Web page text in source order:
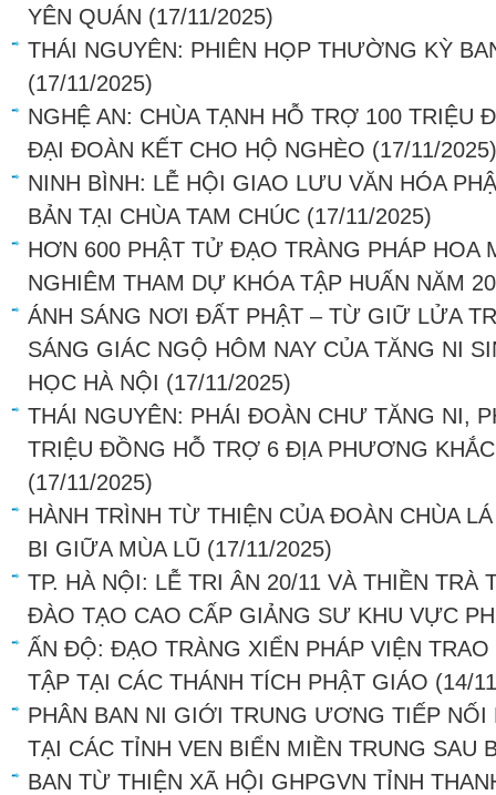
YÊN QUÁN (17/11/2025)
THÁI NGUYÊN: PHIÊN HỌP THƯỜNG KỲ
(17/11/2025)
NGHỆ AN: CHÙA TẠNH HỖ TRỢ 100 TRIỆU
ĐẠI ĐOÀN KẾT CHO HỘ NGHÈO (17/11/2025)
NINH BÌNH: LỄ HỘI GIAO LƯU VĂN HÓA
BẢN TẠI CHÙA TAM CHÚC (17/11/2025)
HƠN 600 PHẬT TỬ ĐẠO TRÀNG PHÁP HOA
NGHIÊM THAM DỰ KHÓA TẬP HUẤN NĂM
ÁNH SÁNG NƠI ĐẤT PHẬT – TỪ GIỮ LỬA
SÁNG GIÁC NGỘ HÔM NAY CỦA TĂNG NI
HỌC HÀ NỘI (17/11/2025)
THÁI NGUYÊN: PHÁI ĐOÀN CHƯ TĂNG NI,
TRIỆU ĐỒNG HỖ TRỢ 6 ĐỊA PHƯƠNG
(17/11/2025)
HÀNH TRÌNH TỪ THIỆN CỦA ĐOÀN CHÙA
BI GIỮA MÙA LŨ (17/11/2025)
TP. HÀ NỘI: LỄ TRI ÂN 20/11 VÀ THIỀN TRÀ
ĐÀO TẠO CAO CẤP GIẢNG SƯ KHU VỰC
ẤN ĐỘ: ĐẠO TRÀNG XIỂN PHÁP VIỆN
TẬP TẠI CÁC THÁNH TÍCH PHẬT GIÁO (14/
PHÂN BAN NI GIỚI TRUNG ƯƠNG TIẾP
TẠI CÁC TỈNH VEN BIỂN MIỀN TRUNG SAU
BAN TỪ THIỆN XÃ HỘI GHPGVN TỈNH